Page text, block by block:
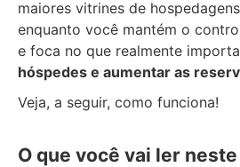
maiores vitrines de
enquanto você mantém o
e foca no que realmente
hóspedes e aumentar as
Veja, a seguir, como funciona!
O que você vai ler